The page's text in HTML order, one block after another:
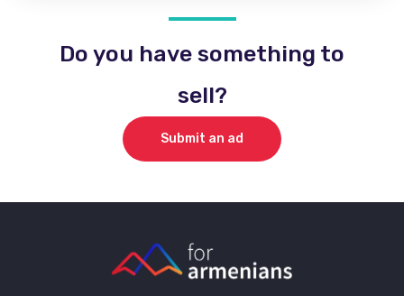
Do you have something to
sell?
Submit an ad